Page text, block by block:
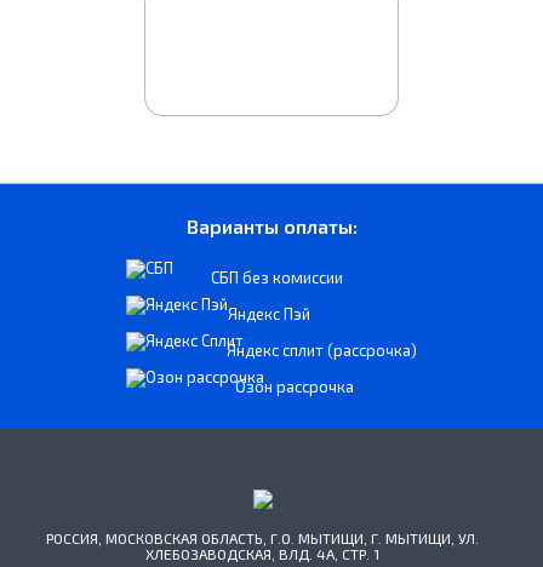
Варианты оплаты:
СБП без комиссии
Яндекс Пэй
Яндекс сплит (рассрочка)
Озон рассрочка
РОССИЯ, МОСКОВСКАЯ ОБЛАСТЬ, Г.О. МЫТИЩИ, Г. МЫТИЩИ, УЛ.
ХЛЕБОЗАВОДСКАЯ, ВЛД. 4А, СТР. 1